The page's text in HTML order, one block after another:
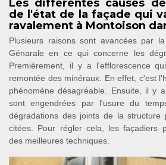
Les différentes causes
de l'état de la façade qui
ravalement à Montoison
Plusieurs raisons sont avancées par
Génarale en ce qui concerne les
Premièrement, il y a l'efflorescence
remontée des minéraux. En effet, c'est
phénomène désagréable. Ensuite, il y
sont engendrées par l'usure du
dégradations des joints de la structure
citées. Pour régler cela, les façadiers
des meilleures techniques.